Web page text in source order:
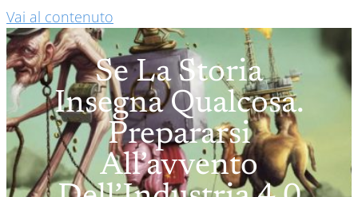
Vai al contenuto
Se La Storia
Insegna Qualcosa.
Prepararsi
All’avvento